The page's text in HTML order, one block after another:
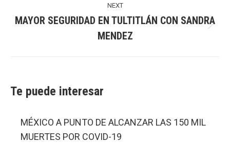
NEXT
post:
MAYOR SEGURIDAD EN TULTITLÁN CON SANDRA
MENDEZ
Te puede interesar
MÉXICO A PUNTO DE ALCANZAR LAS 150 MIL
MUERTES POR COVID-19